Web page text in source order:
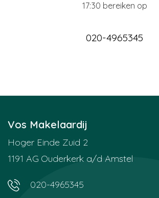
17:30 bereiken op
020-4965345
Vos Makelaardij
Hoger Einde Zuid 2
1191 AG Ouderkerk a/d Amstel
020-4965345